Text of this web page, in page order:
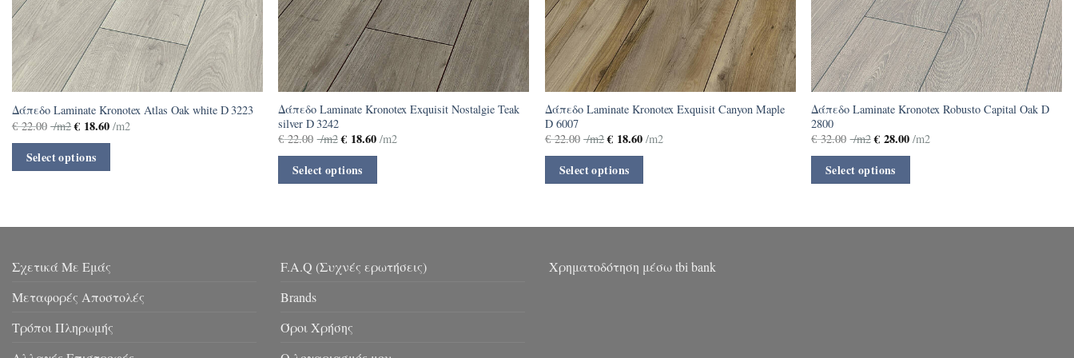
Δάπεδο Laminate Kronotex Atlas Oak white D 3223
€22.00 /m2 € 18.60 /m2
Select options
Δάπεδο Laminate Kronotex Exquisit Nostalgie Teak
silver D 3242
€22.00 /m2 €18.60/m2
Select options
Δάπεδο Laminate Kronotex Exquisit Canyon Maple
D 6007
€22.00 /m2 € 18.60 /m2
Select options
Δάπεδο Laminate Kronotex Robusto Capital Oak D
2800
€32.00 /m2 €28.00/m2
Select options
Σχετικά Με Εμάς
Μεταφορές Αποστολές
Τρόποι Πληρωμής
F.A.Q (Συχνές ερωτήσεις)
Brands
Όροι Χρήσης
Χρηματοδότηση μέσω tbi bank